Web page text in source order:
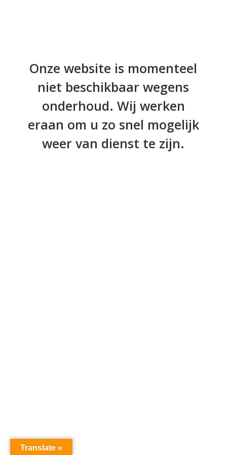
Onze website is momenteel
niet beschikbaar wegens
onderhoud. Wij werken
eraan om u zo snel mogelijk
weer van dienst te zijn.
Translate »